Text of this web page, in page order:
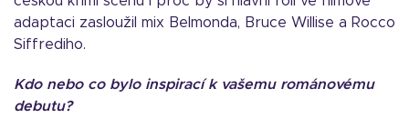
adaptaci zasloužil mix Belmonda, Bruce Willise a Rocco
Siffrediho.
Kdo nebo co bylo inspirací k vašemu románovému
debutu?